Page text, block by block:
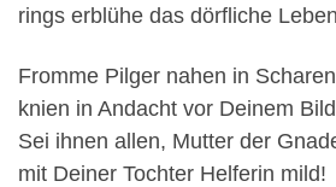
rings erblühe das dörfliche
Fromme Pilger nahen in
knien in Andacht vor Deinem
Sei ihnen allen, Mutter der
mit Deiner Tochter Helferin mild!